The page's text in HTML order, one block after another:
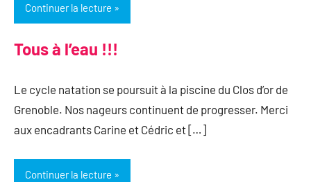
Continuer la lecture
Tous à l’eau !!!
Le cycle natation se poursuit à la piscine du Clos d’or de
Grenoble. Nos nageurs continuent de progresser. Merci
aux encadrants Carine et Cédric et […]
Continuer la lecture